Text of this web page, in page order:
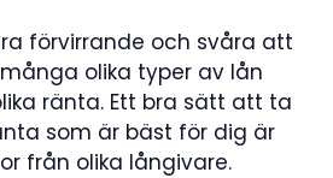
förvirrande och svåra att
olika typer av lån
ränta. Ett bra sätt att ta
som är bäst för dig är
från olika långivare.